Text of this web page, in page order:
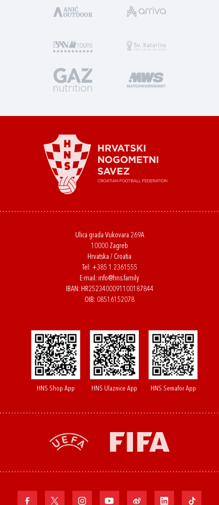
Ulica grada Vukovara 269A
10000 Zagreb
Hrvatska / Croatia
Tel: +385 1 2361555
E-mail: info@hns.family
IBAN: HR2523400091100187844
OIB: 08516152078
HNS Shop App HNS Ulaznice App HNS Semafor App